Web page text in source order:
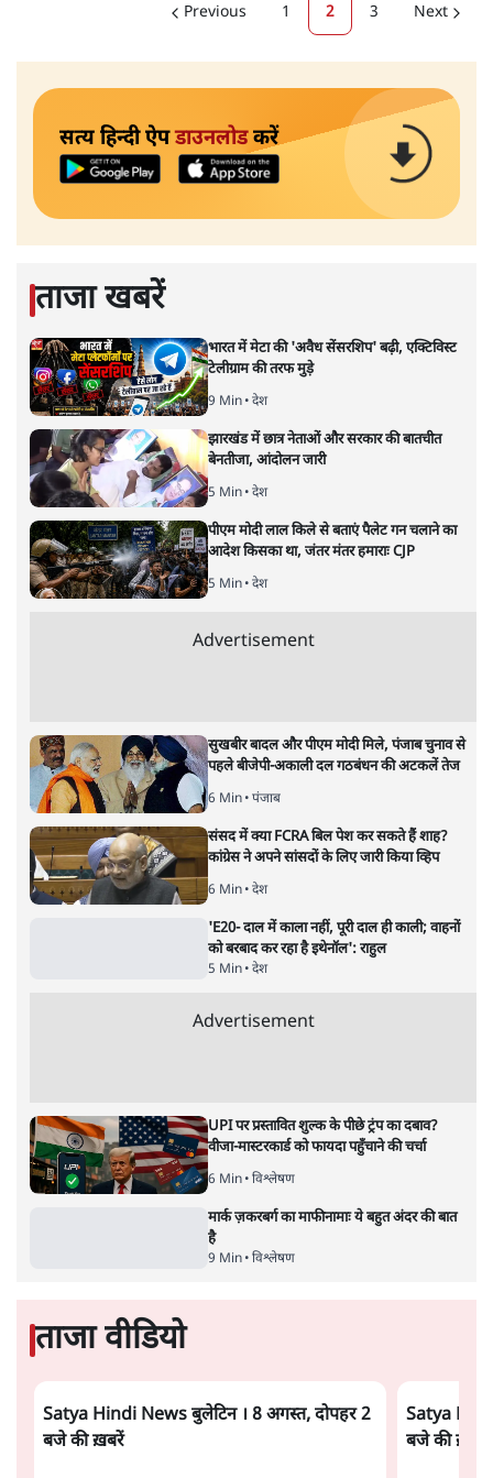
Previous 1 2 3 Next
सत्य हिन्दी ऐपडाउनलोडकरें
ताजा खबरें
भारत में मेटा की 'अवैध सेंसरशिप' बढ़ी, एक्टिविस्ट
टेलीग्राम की तरफ मुड़े
9 Min• देश
झारखंड में छात्र नेताओं और सरकार की बातचीत
बेनतीजा, आंदोलन जारी
5 Min• देश
पीएम मोदी लाल किले से बताएं पैलेट गन चलाने का
आदेश किसका था, जंतर मंतर हमाराः CJP
5 Min• देश
Advertisement
सुखबीर बादल और पीएम मोदी मिले, पंजाब चुनाव से
पहले बीजेपी-अकाली दल गठबंधन की अटकलें तेज
6 Min• पंजाब
संसद में क्या FCRA बिल पेश कर सकते हैं शाह?
कांग्रेस ने अपने सांसदों के लिए जारी किया व्हिप
6 Min• देश
'E20- दाल में काला नहीं, पूरी दाल ही काली; वाहनों
को बरबाद कर रहा है इथेनॉल': राहुल
UPI पर प्रस्तावित शुल्क के पीछे ट्रंप का दबाव?
मार्क ज़करबर्ग का माफीनामाः ये बहुत अंदर की बात
है
Satya Hindi News बुलेटिन । 8 अगस्त, दोपहर 2
Satya